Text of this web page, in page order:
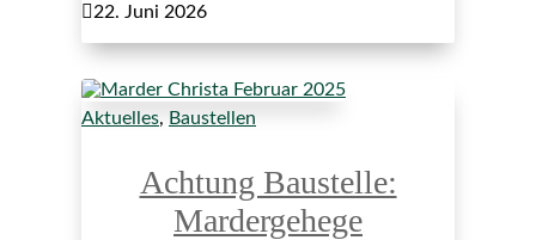
22. Juni 2026
Aktuelles, Baustellen
Achtung Baustelle:
Mardergehege